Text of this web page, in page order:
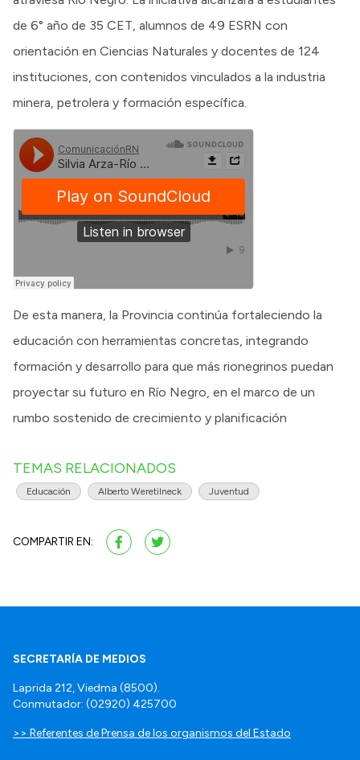
de 6° año de 35 CET, alumnos de 49 ESRN con
orientación en Ciencias Naturales y docentes de 124
instituciones, con contenidos vinculados a la industria
minera, petrolera y formación específica.
De esta manera, la Provincia continúa fortaleciendo la
educación con herramientas concretas, integrando
formación y desarrollo para que más rionegrinos puedan
proyectar su futuro en Río Negro, en el marco de un
rumbo sostenido de crecimiento y planificación
TEMAS RELACIONADOS
Educación Alberto Weretilneck Juventud
COMPARTIR EN:
SECRETARÍA DE MEDIOS
Laprida 212, Viedma (8500).
Conmutador: (02920) 425700
>> Referentes de Prensa de los organismos del Estado